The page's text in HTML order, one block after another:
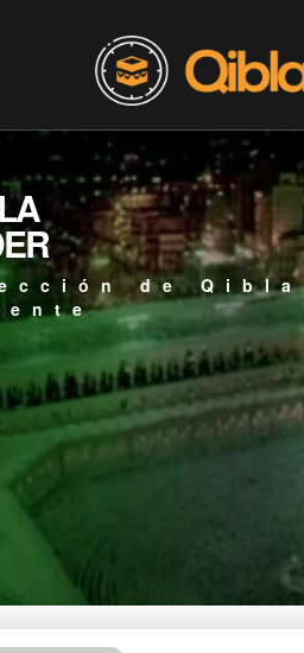
de Qibla